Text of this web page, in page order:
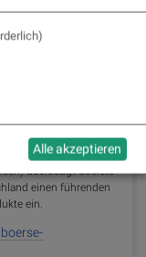
größten Derivate-
bereits seit 1989
Zertifikate und
Auswahl
(Aktien, Indizes,
überzeugt Société
einen führenden
ein.
boerse-
Alle akzeptieren